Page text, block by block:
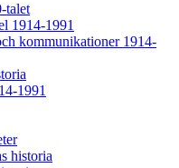
talet
1914-1991
kommunikationer 1914-
1991
historia